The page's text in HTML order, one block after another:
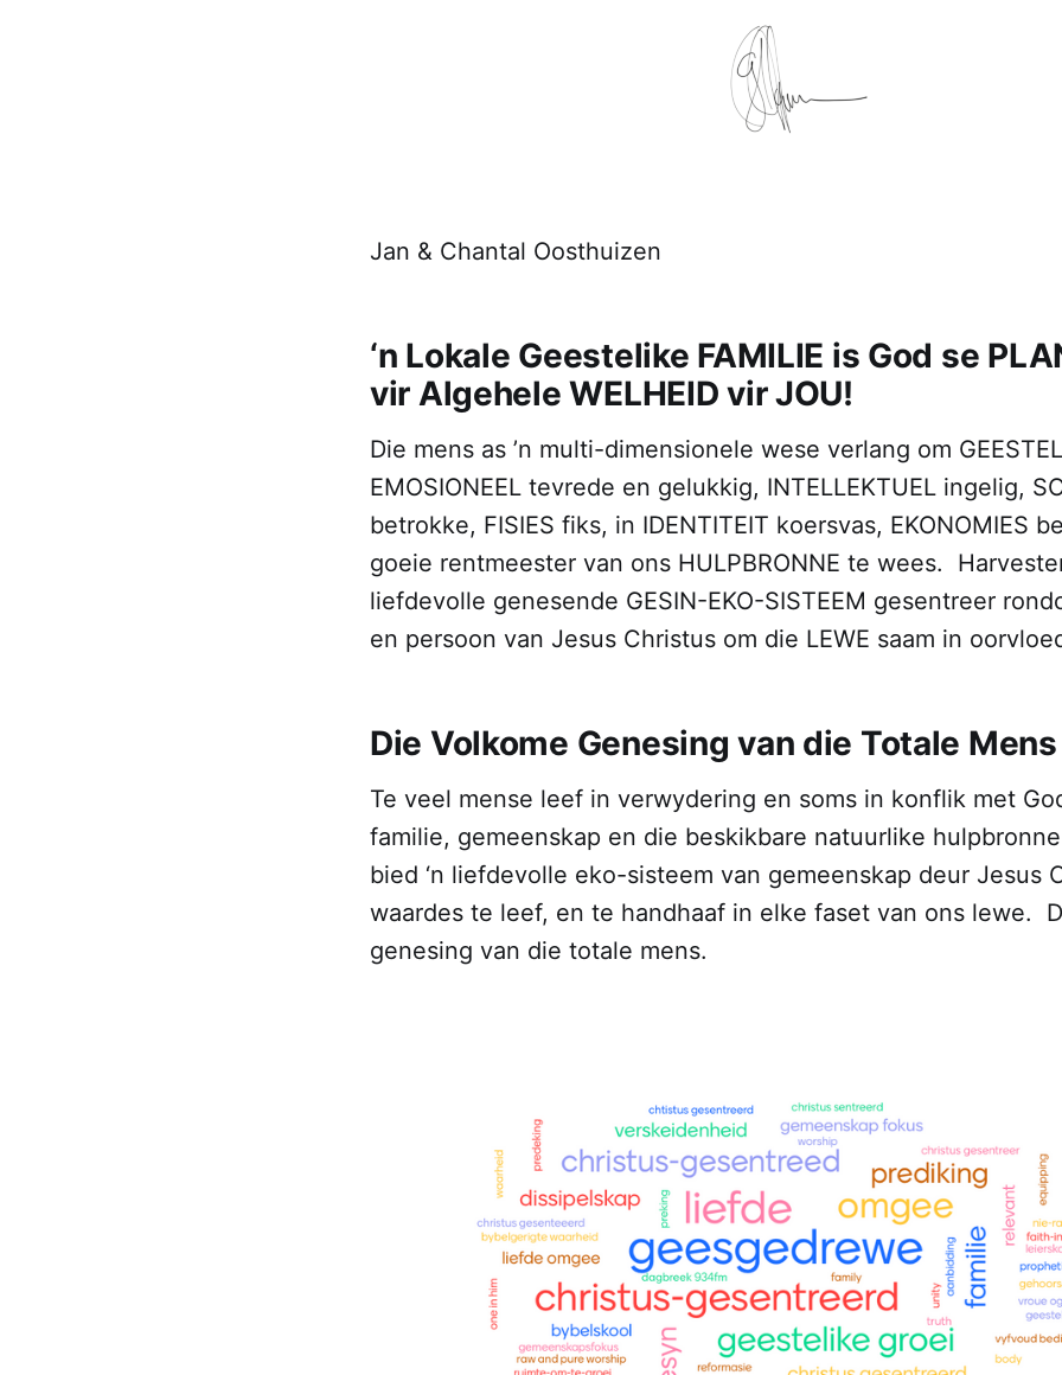
Jan & Chantal Oosthuizen
‘n Lokale Geestelike FAMILIE is God se
vir Algehele WELHEID vir JOU!
Die mens as ’n multi-dimensionele wese verlang om
EMOSIONEEL tevrede en gelukkig, INTELLEKTUEL ingelig,
betrokke, FISIES fiks, in IDENTITEIT koersvas, EKONOMIES
goeie rentmeester van ons HULPBRONNE te wees.
liefdevolle genesende GESIN-EKO-SISTEEM gesentreer
en persoon van Jesus Christus om die LEWE saam in
Die Volkome Genesing van die Totale Mens
Te veel mense leef in verwydering en soms in konflik met
familie, gemeenskap en die beskikbare natuurlike
bied ‘n liefdevolle eko-sisteem van gemeenskap deur Jesus
waardes te leef, en te handhaaf in elke faset van ons lewe.
genesing van die totale mens.